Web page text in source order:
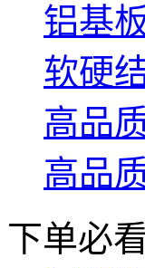
铝基
软硬
高品
高品
下单必